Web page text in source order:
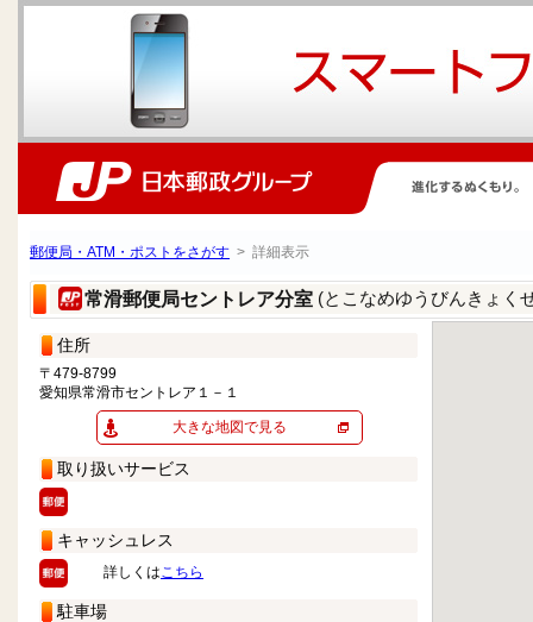
郵便局・ATM・ポストをさがす > 詳細表示
常滑郵便局セントレア分室 (とこなめゆうびんきょく
住所
〒479-8799
愛知県常滑市セントレア１－１
大きな地図で見る
取り扱いサービス
キャッシュレス
詳しくはこちら
駐車場